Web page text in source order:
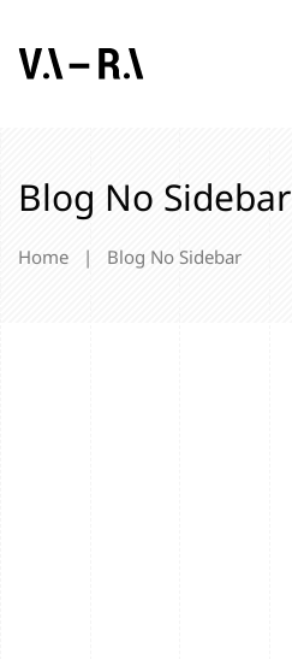
Blog No Sidebar
Home | Blog No Sidebar